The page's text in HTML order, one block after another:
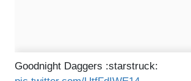
Goodnight Daggers :starstruck: